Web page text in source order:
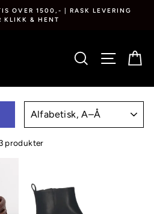
OVER 1500,- | RASK LEVERING
KLIKK & HENT
SØK
produkter